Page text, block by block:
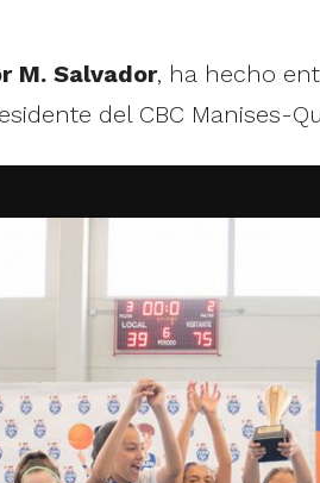
M. Salvador, ha hecho
del CBC Manises-